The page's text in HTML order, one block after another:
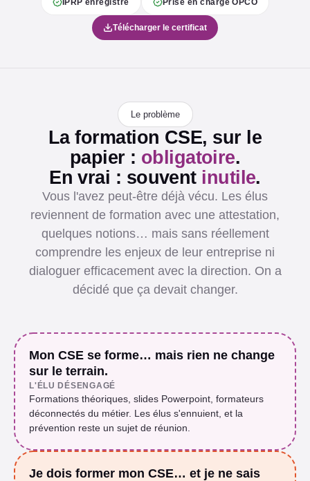
Télécharger le certificat
Le problème
La formation CSE, sur le
papier : obligatoire.
En vrai : souvent inutile.
Vous l'avez peut-être déjà vécu. Les élus
reviennent de formation avec une attestation,
quelques notions… mais sans réellement
comprendre les enjeux de leur entreprise ni
dialoguer efficacement avec la direction. On a
décidé que ça devait changer.
Mon CSE se forme… mais rien ne change
sur le terrain.
L'ÉLU DÉSENGAGÉ
Formations théoriques, slides Powerpoint, formateurs
déconnectés du métier. Les élus s'ennuient, et la
prévention reste un sujet de réunion.
Je dois former mon CSE… et je ne sais